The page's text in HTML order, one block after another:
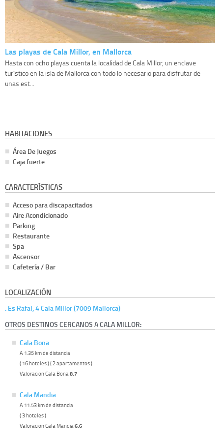
Las playas de Cala Millor, en Mallorca
Hasta con ocho playas cuenta la localidad de Cala Millor, un enclave
turístico en la isla de Mallorca con todo lo necesario para disfrutar de
unas est...
HABITACIONES
Área De Juegos
Caja fuerte
CARACTERÍSTICAS
Acceso para discapacitados
Aire Acondicionado
Parking
Restaurante
Spa
Ascensor
Cafetería / Bar
LOCALIZACIÓN
. Es Rafal, 4 Cala Millor (7009 Mallorca)
OTROS DESTINOS CERCANOS A CALA MILLOR:
Cala Bona
A 1.35 km de distancia
( 16 hoteles ) ( 2 apartamentos )
Valoracion Cala Bona 8.7
Cala Mandia
A 11.53 km de distancia
( 3 hoteles )
Valoracion Cala Mandia 6.6